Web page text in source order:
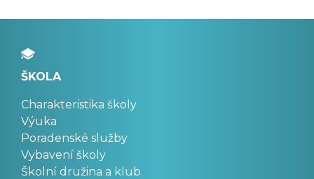
ŠKOLA
Charakteristika školy
Výuka
Poradenské služby
Vybavení školy
Školní družina a klub